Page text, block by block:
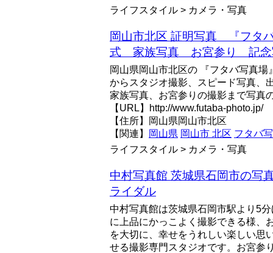
ライフスタイル > カメラ・写真
岡山市北区 証明写真 『フ
式 家族写真 お宮参り 記
岡山県岡山市北区の 『フタバ写真
からスタジオ撮影、スピード写真、
家族写真、お宮参りの撮影まで写真
【URL】http://www.futaba-photo.jp/
【住所】岡山県岡山市北区
【関連】
岡山県 岡山市 北区 フタバ
ライフスタイル > カメラ・写真
中村写真館 茨城県石岡市の写
ライダル
中村写真館は茨城県石岡市駅より5
に上品にかっこよく撮影できる様、
を大切に、幸せをうれしい楽しい思
せる撮影専門スタジオです。お宮参